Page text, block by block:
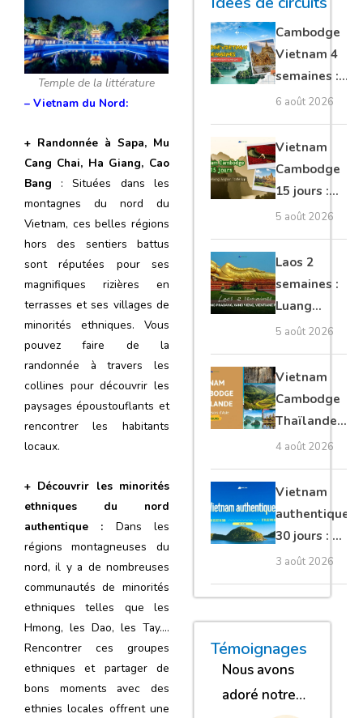
Temple de la littérature
– Vietnam du Nord:
+ Randonnée à Sapa, Mu
Cang Chai, Ha Giang, Cao
Bang : Situées dans les
montagnes du nord du
Vietnam, ces belles régions
hors des sentiers battus
sont réputées pour ses
magnifiques rizières en
terrasses et ses villages de
minorités ethniques. Vous
pouvez faire de la
randonnée à travers les
collines pour découvrir les
paysages époustouflants et
rencontrer les habitants
locaux.
+ Découvrir les minorités
ethniques du nord
authentique : Dans les
régions montagneuses du
nord, il y a de nombreuses
communautés de minorités
ethniques telles que les
Hmong, les Dao, les Tay….
Rencontrer ces groupes
ethniques et partager de
bons moments avec des
ethnies locales offrent une
Cambodge
Vietnam 4
semaines :
Angkor,
Tonkin
secret &
Mékong
6 août 2026
Vietnam
Cambodge
15 jours :
Hanoi,
Mékong,
Angkor,
Tonlé Sap
5 août 2026
Laos 2
semaines :
Luang
Prabang,
Vang Vieng,
Vientiane
privé
5 août 2026
Vietnam
Cambodge
Thaïlande
35 jours :
grands
trésors
d’Asie
4 août 2026
Vietnam
authentique
30 jours : Du
nord secret
au sud et
plage Phu
Quoc
3 août 2026
Témoignages
Nous avons
adoré notre
« Nous
« Nous sommes